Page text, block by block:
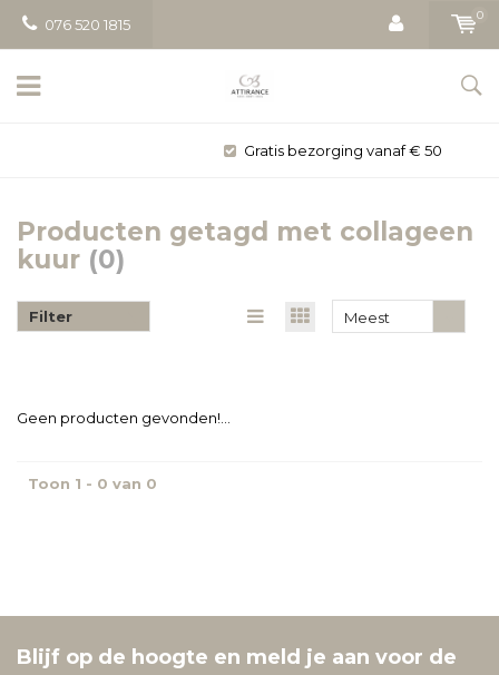
076 520 1815
0
Gratis bezorging vanaf € 50
Producten getagd met collageen
kuur (0)
Filter
Meest
Geen producten gevonden!...
Toon 1 - 0 van 0
Blijf op de hoogte en meld je aan voor de